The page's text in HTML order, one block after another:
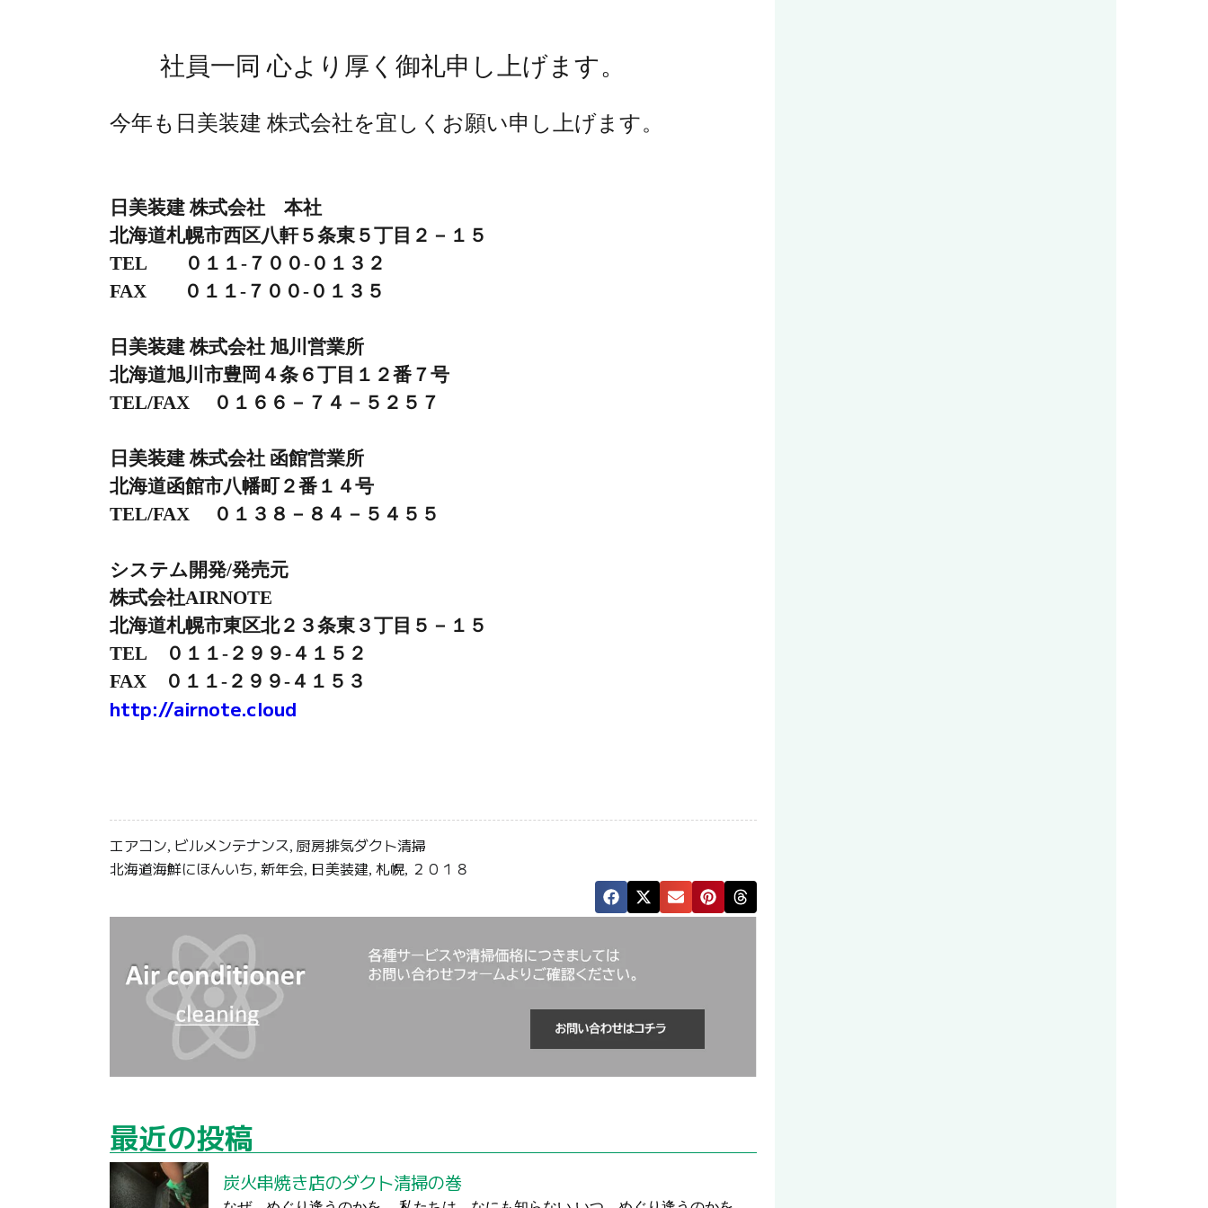
社員一同 心より厚く御礼申し上げます。
今年も日美装建 株式会社を宜しくお願い申し上げます。
日美装建 株式会社 本社
北海道札幌市西区八軒５条東５丁目２－１５
TEL ０１１-７００-０１３２
FAX ０１１-７００-０１３５
日美装建 株式会社 旭川営業所
北海道旭川市豊岡４条６丁目１２番７号
TEL/FAX ０１６６－７４－５２５７
日美装建 株式会社 函館営業所
北海道函館市八幡町２番１４号
TEL/FAX ０１３８－８４－５４５５
システム開発/発売元
株式会社AIRNOTE
北海道札幌市東区北２３条東３丁目５－１５
TEL ０１１-２９９-４１５２
FAX ０１１-２９９-４１５３
http://airnote.cloud
エアコン, ビルメンテナンス, 厨房排気ダクト清掃
北海道海鮮にほんいち, 新年会, 日美装建, 札幌, ２０１８
最近の投稿
炭火串焼き店のダクト清掃の巻